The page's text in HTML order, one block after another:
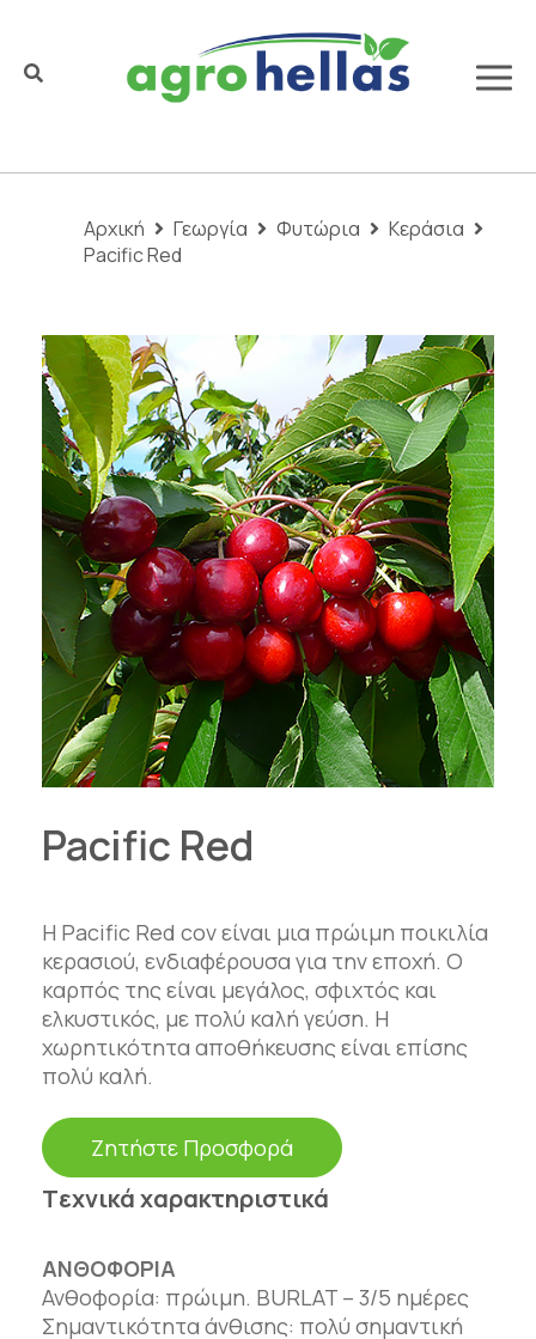
Αρχική Γεωργία Φυτώρια
Κεράσια
Pacific Red
Pacific Red
Η Pacific Red cov είναι μια πρώιμη ποικιλία
κερασιού, ενδιαφέρουσα για την εποχή. Ο
καρπός της είναι μεγάλος, σφιχτός και
ελκυστικός, με πολύ καλή γεύση. Η
χωρητικότητα αποθήκευσης είναι επίσης
πολύ καλή.
Ζητήστε Προσφορά
Tεχνικά χαρακτηριστικά
ΑΝΘΟΦΟΡΙΑ
Ανθοφορία: πρώιμη. BURLAT – 3/5 ημέρες
Σημαντικότητα άνθισης: πολύ σημαντική